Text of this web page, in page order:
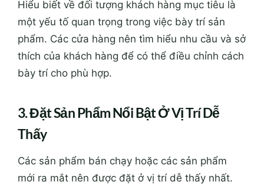
Hiểu biết về đối tượng khách hàng mục tiêu là
một yếu tố quan trọng trong việc bày trí sản
phẩm. Các cửa hàng nên tìm hiểu nhu cầu và sở
thích của khách hàng để có thể điều chỉnh cách
bày trí cho phù hợp.
3. Đặt Sản Phẩm Nổi Bật Ở Vị Trí Dễ
Thấy
Các sản phẩm bán chạy hoặc các sản phẩm
mới ra mắt nên được đặt ở vị trí dễ thấy nhất.